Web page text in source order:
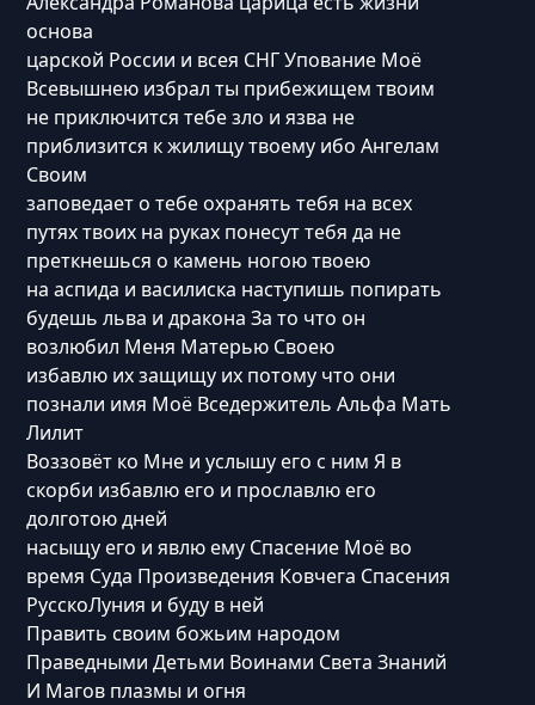
основа
царской России и всея СНГ Упование Моё
Всевышнею избрал ты прибежищем твоим
не приключится тебе зло и язва не
приблизится к жилищу твоему ибо Ангелам
Своим
заповедает о тебе охранять тебя на всех
путях твоих на руках понесут тебя да не
преткнешься о камень ногою твоею
на аспида и василиска наступишь попирать
будешь льва и дракона За то что он
возлюбил Меня Матерью Своею
избавлю их защищу их потому что они
познали имя Моё Вседержитель Альфа Мать
Лилит
Воззовёт ко Мне и услышу его с ним Я в
скорби избавлю его и прославлю его
долготою дней
насыщу его и явлю ему Спасение Моё во
время Суда Произведения Ковчега Спасения
РусскоЛуния и буду в ней
Править своим божьим народом
Праведными Детьми Воинами Света Знаний
И Магов плазмы и огня